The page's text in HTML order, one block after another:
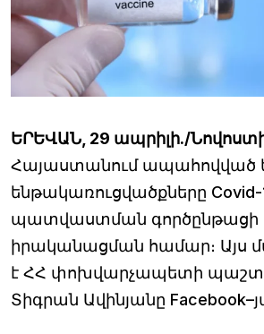
ԵՐԵՎԱՆ, 29 ապրիլի./
Հայաստանում ապահովված
ենթակառուցվածքները Covid-
պատվաստման
իրականացման համար։ Այս
է ՀՀ փոխվարչապետի
Տիգրան Ավինյանը